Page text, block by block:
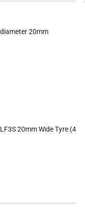
20mm
20mm Wide Tyre (4